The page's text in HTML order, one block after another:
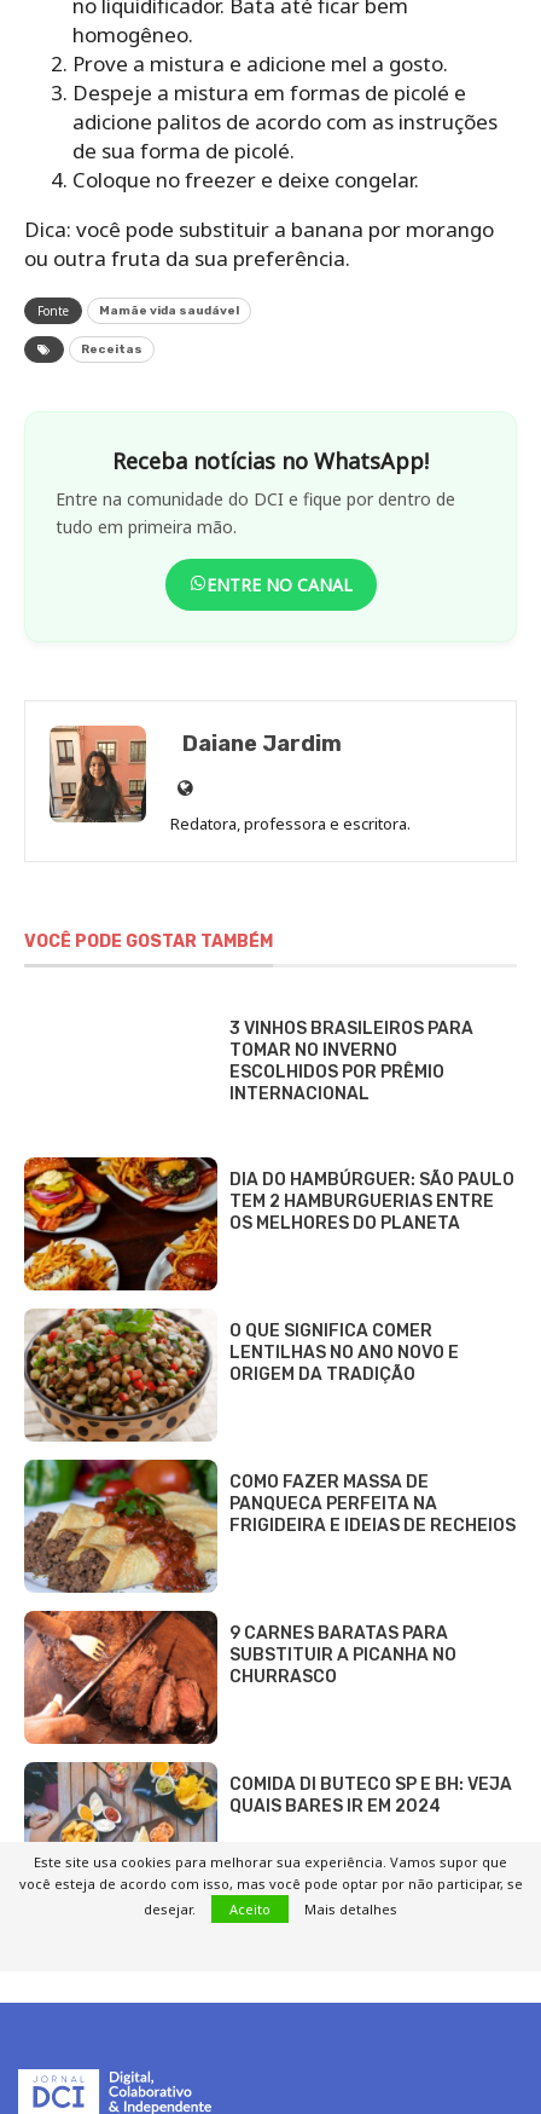
no liquidificador. Bata até ficar bem
homogêneo.
Prove a mistura e adicione mel a gosto.
Despeje a mistura em formas de picolé e
adicione palitos de acordo com as instruções
de sua forma de picolé.
Coloque no freezer e deixe congelar.
Dica: você pode substituir a banana por morango
ou outra fruta da sua preferência.
Fonte Mamãe vida saudável
Receitas
Receba notícias no WhatsApp!
Entre na comunidade do DCI e fique por dentro de
tudo em primeira mão.
ENTRE NO CANAL
Daiane Jardim
Site
de
Redatora, professora e escritora.
VOCÊ PODE GOSTAR TAMBÉM
3 VINHOS BRASILEIROS PARA
TOMAR NO INVERNO
ESCOLHIDOS POR PRÊMIO
INTERNACIONAL
DIA DO HAMBÚRGUER: SÃO PAULO
TEM 2 HAMBURGUERIAS ENTRE
OS MELHORES DO PLANETA
O QUE SIGNIFICA COMER
LENTILHAS NO ANO NOVO E
ORIGEM DA TRADIÇÃO
COMO FAZER MASSA DE
PANQUECA PERFEITA NA
FRIGIDEIRA E IDEIAS DE RECHEIOS
9 CARNES BARATAS PARA
SUBSTITUIR A PICANHA NO
CHURRASCO
COMIDA DI BUTECO SP E BH: VEJA
QUAIS BARES IR EM 2024
Este site usa cookies para melhorar sua experiência. Vamos supor que
você esteja de acordo com isso, mas você pode optar por não participar, se
desejar.
Aceito Mais detalhes